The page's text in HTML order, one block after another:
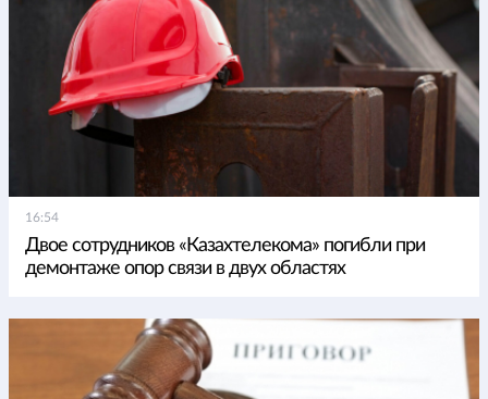
16:54
Двое сотрудников «Казахтелекома» погибли при
демонтаже опор связи в двух областях